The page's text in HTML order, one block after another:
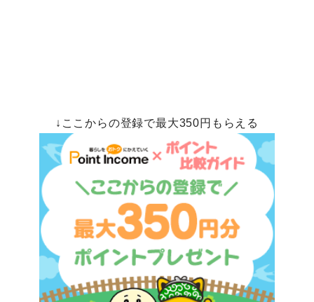
↓ここからの登録で最大350円もらえる